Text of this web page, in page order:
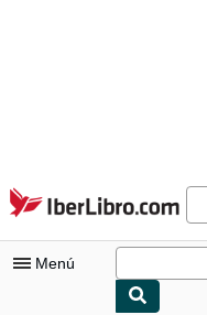
Pasar al contenido principal
IberLibro.com
Menú